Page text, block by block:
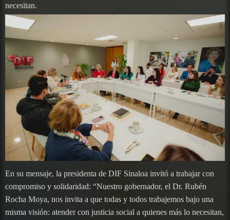
necesitan.
En su mensaje, la presidenta de DIF Sinaloa invitó a trabajar con
compromiso y solidaridad: “Nuestro gobernador, el Dr. Rubén
Rocha Moya, nos invita a que todas y todos trabajemos bajo una
misma visión: atender con justicia social a quienes más lo necesitan,